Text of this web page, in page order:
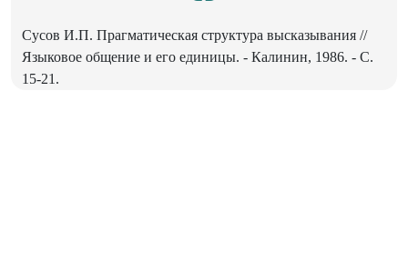
Сусов И.П. Прагматическая структура высказывания //
Языковое общение и его единицы. - Калинин, 1986. - С.
15-21.